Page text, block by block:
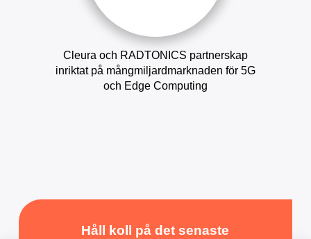
Cleura och RADTONICS partnerskap
inriktat på mångmiljardmarknaden för 5G
och Edge Computing
Håll koll på det senaste